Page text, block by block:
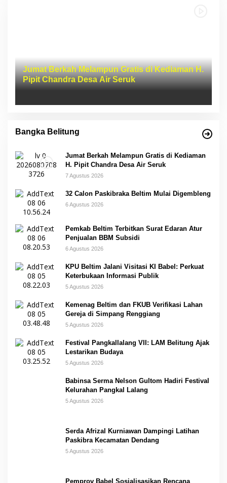
Jumat Berkah Melampun Gratis di Kediaman H.
Pipit Chandra Desa Air Seruk
Bangka Belitung
Jumat Berkah Melampun Gratis di Kediaman
H. Pipit Chandra Desa Air Seruk
7 Agustus 2026
32 Calon Paskibraka Beltim Mulai Digembleng
6 Agustus 2026
Pemkab Beltim Terbitkan Surat Edaran Atur
Penjualan BBM Subsidi
6 Agustus 2026
KPU Beltim Jalani Visitasi KI Babel: Perkuat
Keterbukaan Informasi Publik
5 Agustus 2026
Kemenag Beltim dan FKUB Verifikasi Lahan
Gereja di Simpang Renggiang
5 Agustus 2026
Festival Pangkallalang VII: LAM Belitung Ajak
Lestarikan Budaya
5 Agustus 2026
Babinsa Serma Nelson Gultom Hadiri Festival
Kelurahan Pangkal Lalang
5 Agustus 2026
Serda Afrizal Kurniawan Dampingi Latihan
Paskibra Kecamatan Dendang
5 Agustus 2026
Pemprov Babel Sosialisasikan Rencana